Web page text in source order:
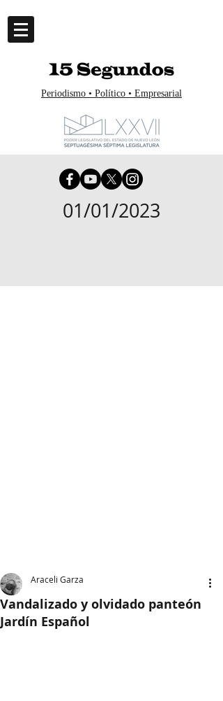
Periodismo • Político • Empresarial
01/01/2023
Vandalizado y olvidado panteón
Jardín Español
Araceli Garza